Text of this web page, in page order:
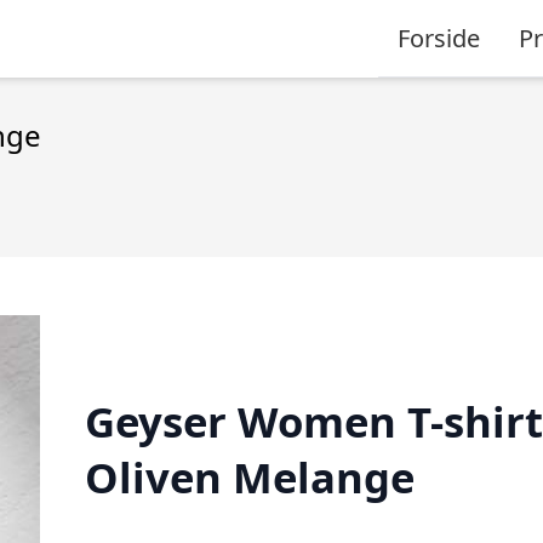
Forside
Geyser Women T-shirt
Oliven Melange